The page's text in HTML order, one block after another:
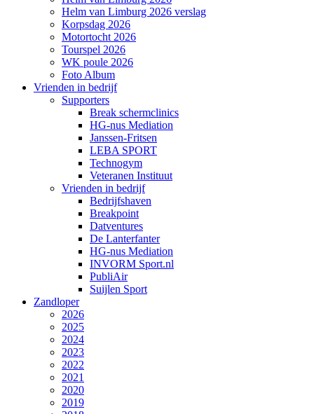
Helm van Limburg 2026 verslag
Korpsdag 2026
Motortocht 2026
Tourspel 2026
WK poule 2026
Foto Album
Vrienden in bedrijf
Supporters
Break schermclinics
HG-nus Mediation
Janssen-Fritsen
LEBA SPORT
Technogym
Veteranen Instituut
Vrienden in bedrijf
Bedrijfshaven
Breakpoint
Datventures
De Lanterfanter
HG-nus Mediation
INVORM Sport.nl
PubliAir
Suijlen Sport
Zandloper
2026
2025
2024
2023
2022
2021
2020
2019